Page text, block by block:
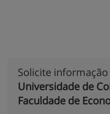
Solicite
Universidade de
Faculdade de